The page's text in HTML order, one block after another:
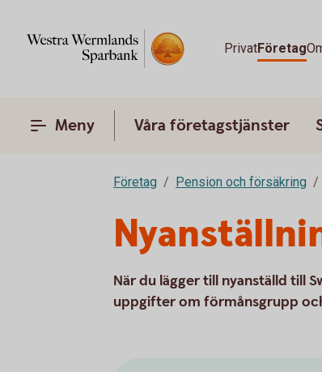
PrivatFöretag
Meny Våra företagstjänster
Företag Pension och försäkring
När du lägger till nyanställd till
uppgifter om förmånsgrupp